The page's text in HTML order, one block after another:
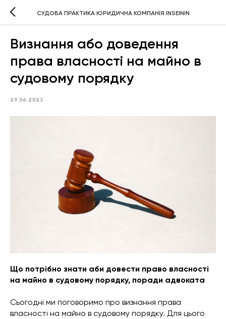
СУДОВА ПРАКТИКА ЮРИДИЧНА КОМПАНІЯ INSEININ
Визнання або доведення
права власності на майно в
судовому порядку
29.06.2023
Що потрібно знати аби довести право власності
на майно в судовому порядку, поради адвоката
Сьогодні ми поговоримо про визнання права
власності на майно в судовому порядку. Для цього